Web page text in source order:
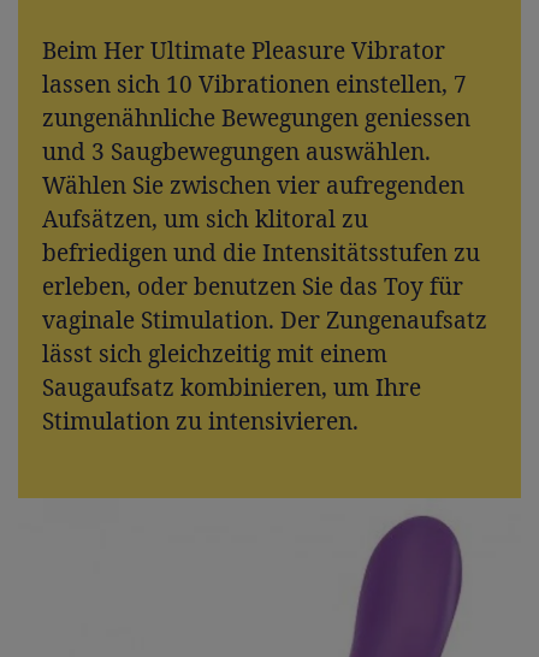
Beim Her Ultimate Pleasure Vibrator
lassen sich 10 Vibrationen einstellen, 7
zungenähnliche Bewegungen geniessen
und 3 Saugbewegungen auswählen.
Wählen Sie zwischen vier aufregenden
Aufsätzen, um sich klitoral zu
befriedigen und die Intensitätsstufen zu
erleben, oder benutzen Sie das Toy für
vaginale Stimulation. Der Zungenaufsatz
lässt sich gleichzeitig mit einem
Saugaufsatz kombinieren, um Ihre
Stimulation zu intensivieren.